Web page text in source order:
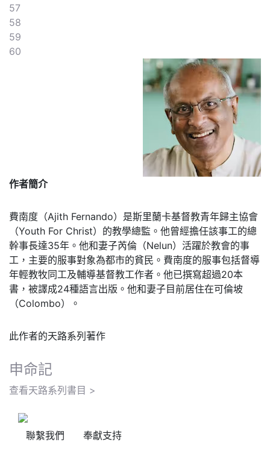
57
58
59
60
作者簡介
費南度（Ajith Fernando）是斯里蘭卡基督教青年歸主協會
（Youth For Christ）的教學總監。他曾經擔任該事工的總
幹事長達35年。他和妻子芮倫（Nelun）活躍於教會的事
工，主要的服事對象為都市的貧民。費南度的服事包括督導
年輕教牧同工及輔導基督教工作者。他已撰寫超過20本
書，被譯成24種語言出版。他和妻子目前居住在可倫坡
（Colombo）。
此作者的天路系列著作
申命記
查看天路系列書目 >
聯繫我們 奉獻支持